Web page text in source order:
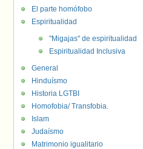
El parte homófobo
Espiritualidad
"Migajas" de espiritualidad
Espiritualidad Inclusiva
General
Hinduísmo
Historia LGTBI
Homofobia/ Transfobia.
Islam
Judaísmo
Matrimonio igualitario